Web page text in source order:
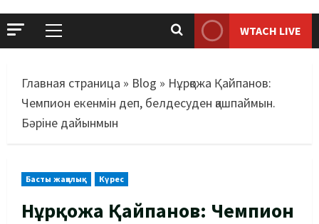
WTACH LIVE
Главная страница » Blog » Нұрқожа Қайпанов:
Чемпион екенмін деп, белдесуден қашпаймын.
Бәріне дайынмын
Басты жаңалық Күрес
Нұрқожа Қайпанов: Чемпион